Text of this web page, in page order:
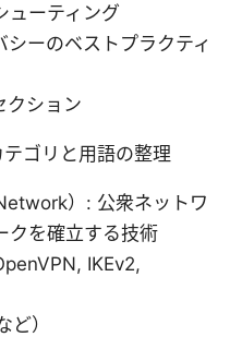
ューティング
ーのベストプラクティ
クション
ゴリと用語の整理
）: 公衆ネットワ
クを確立する技術
IKEv2,
）